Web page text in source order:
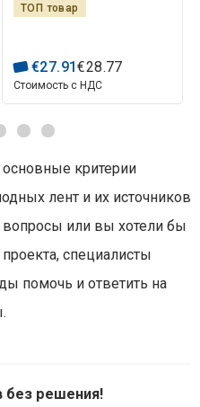
ТОП товар
€27.91€28.77
Стоимость с НДС
критерии
лент и их источников
вопросы или вы хотели бы
специалисты
помочь и ответить на
без решения!